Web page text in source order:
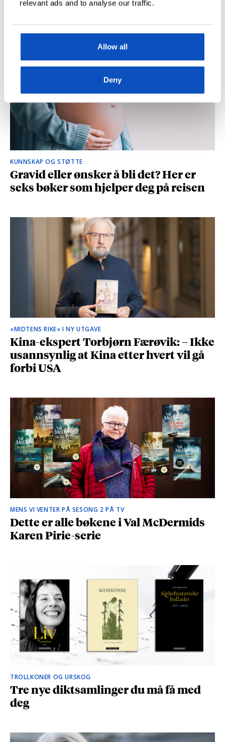
relevant ads and to analyse our traffic.
Allow all
Deny
og spionasje ble helt uinteressant i
KUNNSKAP OG STØTTE
Gravid eller ønsker å bli det? Her er
seks bøker som hjelper deg på reisen
«MIDTENS RIKE» I NY UTGAVE
Kina-ekspert Torbjørn Færøvik: – Ikke
usannsynlig at Kina etter hvert vil gå
forbi USA
MENS VI VENTER PÅ SESONG 2 PÅ TV
Dette er alle bøkene i Val McDermids
Karen Pirie-serie
TROLLKONER OG URSKOG
Tre nye diktsamlinger du må få med
deg